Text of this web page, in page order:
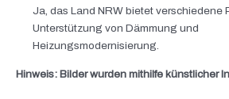
Ja, das Land NRW bietet verschiedene
Unterstützung von Dämmung und
Heizungsmodernisierung.
Hinweis: Bilder wurden mithilfe künstlicher